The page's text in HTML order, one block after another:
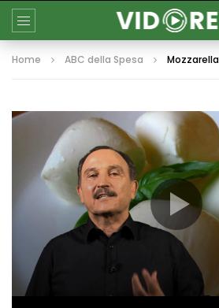
Home ABC della Spesa Mozzarella